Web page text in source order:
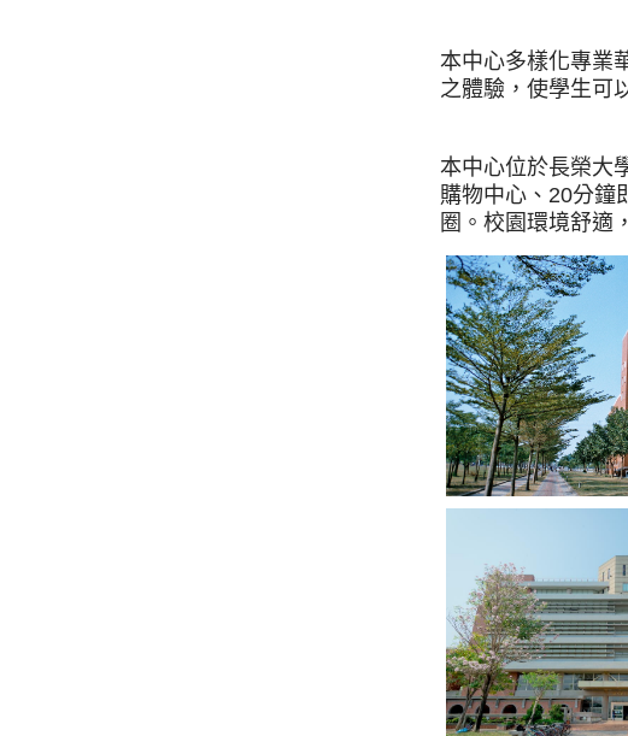
本中心多樣化專業
之體驗，使學生可
本中心位於長榮大
購物中心、20分鐘
圈。校園環境舒適